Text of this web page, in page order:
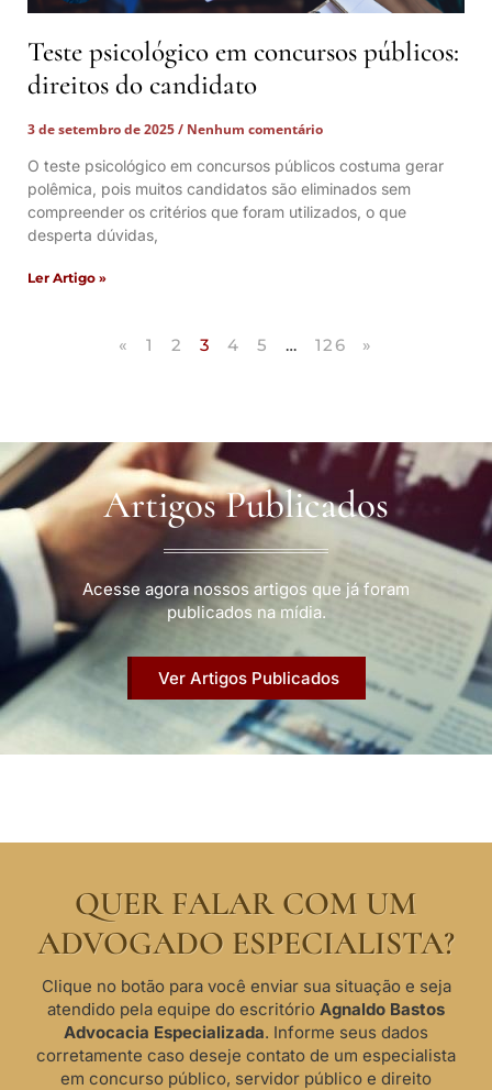
Teste psicológico em concursos públicos:
direitos do candidato
3 de setembro de 2025
Nenhum comentário
O teste psicológico em concursos públicos costuma gerar
polêmica, pois muitos candidatos são eliminados sem
compreender os critérios que foram utilizados, o que
desperta dúvidas,
Ler Artigo »
« 1 2 3 4 5 … 126 »
Artigos Publicados
Acesse agora nossos artigos que já foram
publicados na mídia.
Ver Artigos Publicados
QUER FALAR COM UM
ADVOGADO ESPECIALISTA?
Clique no botão para você enviar sua situação e seja
atendido pela equipe do escritório Agnaldo Bastos
Advocacia Especializada. Informe seus dados
corretamente caso deseje contato de um especialista
em concurso público, servidor público e direito